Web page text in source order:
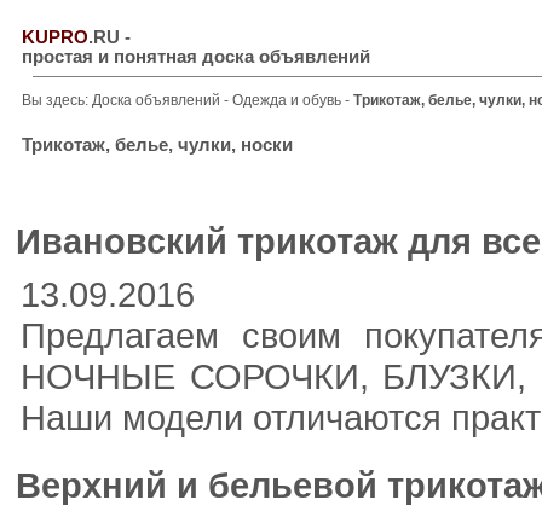
KUPRO.RU -
простая и понятная доска объявлений
Вы здесь: Доска объявлений - Одежда и обувь - Трикотаж, белье, чулки,
Трикотаж, белье, чулки, носки
Ивановский трикотаж для
13.09.2016
Предлагаем своим
НОЧНЫЕ СОРОЧКИ, БЛУЗКИ,
Наши модели отличаются
Верхний и бельевой